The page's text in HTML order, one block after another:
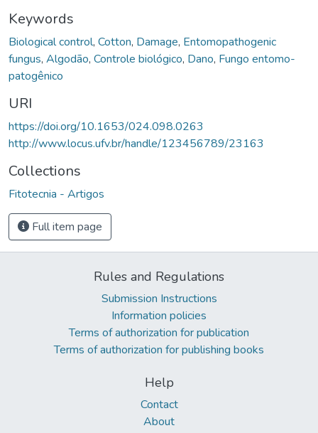
Keywords
Biological control, Cotton, Damage, Entomopathogenic
fungus, Algodão, Controle biológico, Dano, Fungo entomo-
patogênico
URI
https://doi.org/10.1653/024.098.0263
http://www.locus.ufv.br/handle/123456789/23163
Collections
Fitotecnia - Artigos
Full item page
Rules and Regulations
Submission Instructions
Information policies
Terms of authorization for publication
Terms of authorization for publishing books
Help
Contact
About